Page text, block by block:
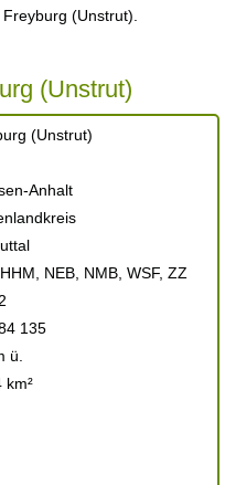
(Unstrut).
(Unstrut)
(Unstrut)
Anhalt
NEB, NMB, WSF, ZZ
135
ü.
km²